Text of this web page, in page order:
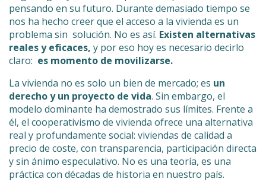
pensando en su futuro. Durante demasiado tiempo se
nos ha hecho creer que el acceso a la vivienda es un
problema sin solución. No es así. Existen alternativas
reales y eficaces, y por eso hoy es necesario decirlo
claro: es momento de movilizarse.
La vivienda no es solo un bien de mercado; es un
derecho y un proyecto de vida. Sin embargo, el
modelo dominante ha demostrado sus límites. Frente a
él, el cooperativismo de vivienda ofrece una alternativa
real y profundamente social: viviendas de calidad a
precio de coste, con transparencia, participación directa
y sin ánimo especulativo. No es una teoría, es una
práctica con décadas de historia en nuestro país.